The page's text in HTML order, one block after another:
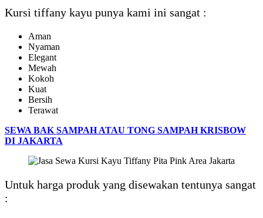
Kursi tiffany kayu punya kami ini sangat :
Aman
Nyaman
Elegant
Mewah
Kokoh
Kuat
Bersih
Terawat
SEWA BAK SAMPAH ATAU TONG SAMPAH KRISBOW
DI JAKARTA
Untuk harga produk yang disewakan tentunya sangat
: